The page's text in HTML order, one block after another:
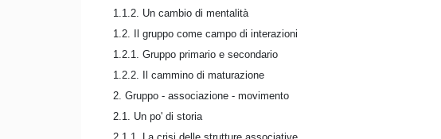
1.1.2. Un cambio di mentalità
1.2. Il gruppo come campo di interazioni
1.2.1. Gruppo primario e secondario
1.2.2. Il cammino di maturazione
2. Gruppo - associazione - movimento
2.1. Un po' di storia